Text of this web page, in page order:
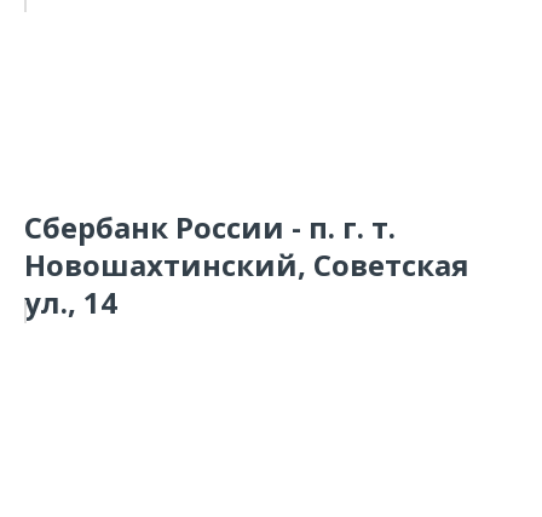
Сбербанк России - п. г. т.
Новошахтинский, Советская
ул., 14